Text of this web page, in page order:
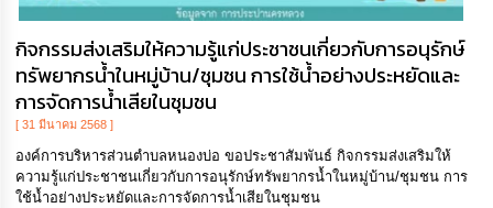
กิจกรรมส่งเสริมให้ความรู้แก่ประชาชนเกี่ยวกับการอนุรักษ์
ทรัพยากรน้ำในหมู่บ้าน/ชุมชน การใช้น้ำอย่างประหยัดและ
การจัดการน้ำเสียในชุมชน
[ 31 มีนาคม 2568 ]
องค์การบริหารส่วนตำบลหนองบ่อ ขอประชาสัมพันธ์ กิจกรรมส่งเสริมให้
ความรู้แก่ประชาชนเกี่ยวกับการอนุรักษ์ทรัพยากรน้ำในหมู่บ้าน/ชุมชน การ
ใช้น้ำอย่างประหยัดและการจัดการน้ำเสียในชุมชน